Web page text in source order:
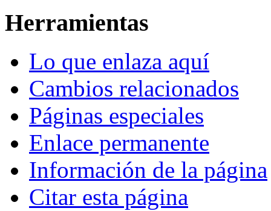
Herramientas
Lo que enlaza aquí
Cambios relacionados
Páginas especiales
Enlace permanente
Información de la página
Citar esta página